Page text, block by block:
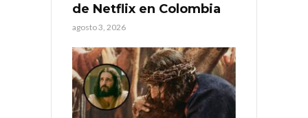
de Netflix en Colombia
agosto 3, 2026